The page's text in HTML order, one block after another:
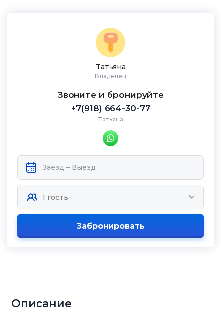
Татьяна
Владелец
Звоните и бронируйте
+7(918) 664-30-77
Татьяна
Забронировать
Описание